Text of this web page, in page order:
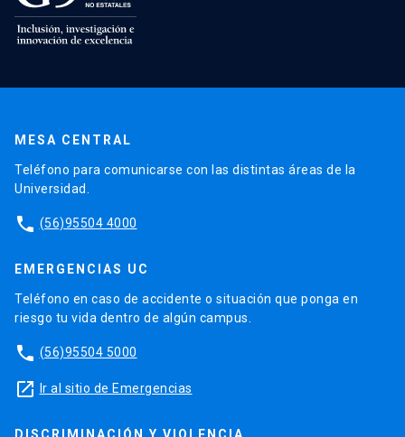
MESA CENTRAL
Teléfono para comunicarse con las distintas áreas de la
Universidad.
phone (56)95504 4000
EMERGENCIAS UC
Teléfono en caso de accidente o situación que ponga en
riesgo tu vida dentro de algún campus.
phone (56)95504 5000
launch Ir al sitio de Emergencias